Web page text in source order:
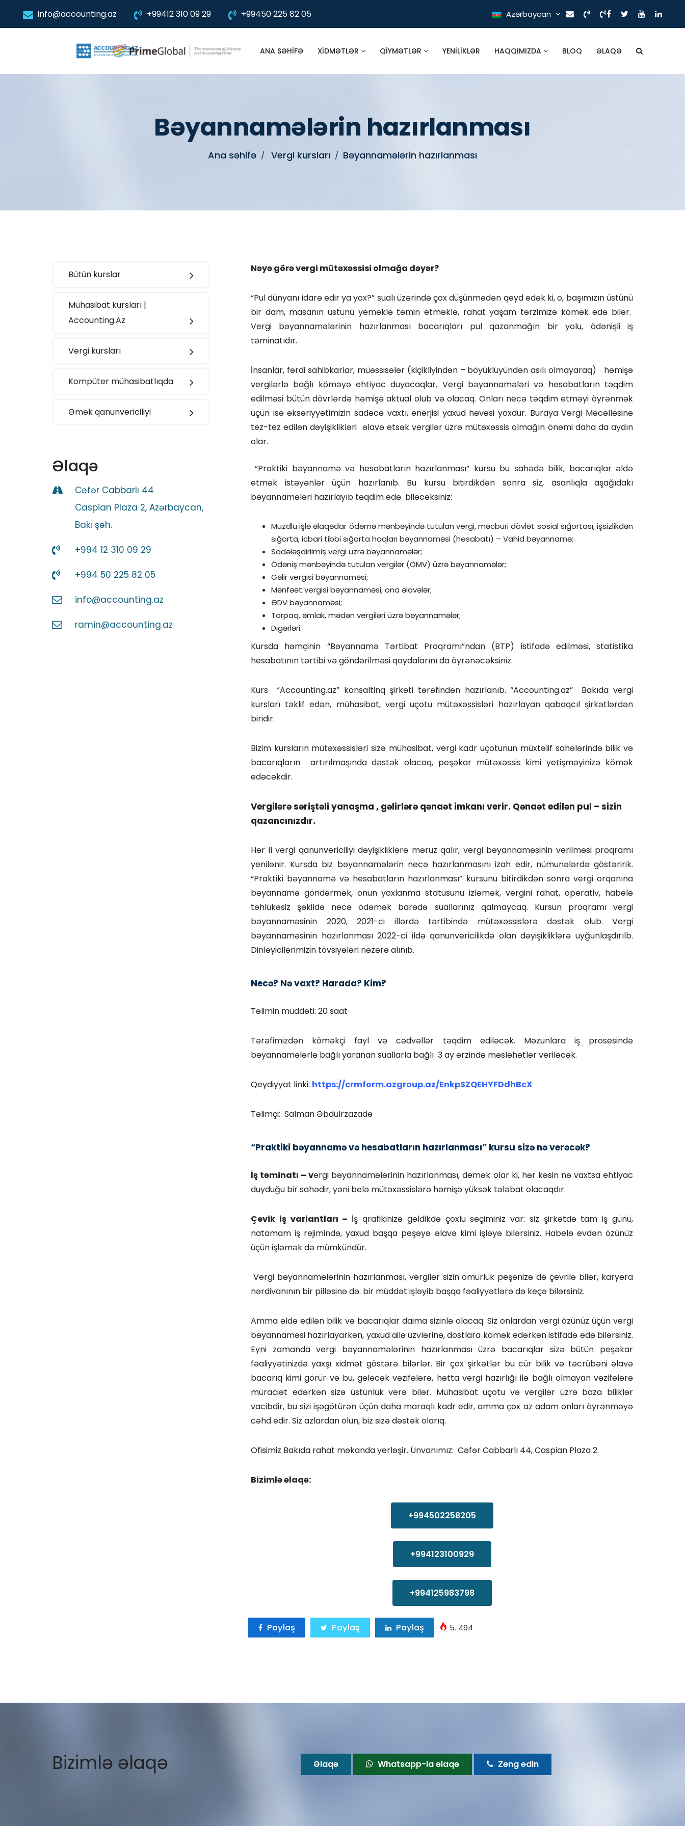
info@accounting.az +99412 310 09 29 +99450 225 82 05 Azərbaycan
ANA SƏHIFƏ XIDMƏTLƏR QIYMƏTLƏR YENILIKLƏR HAQQIMIZDA BLOQ ƏLAQƏ
Bəyannamələrin hazırlanması
Ana səhifə Vergi kursları Bəyannamələrin hazırlanması
Bütün kurslar
Mühasibat kursları |
Accounting.Az
Vergi kursları
Kompüter mühasibatlıqda
Əmək qanunvericiliyi
Əlaqə
Cəfər Cabbarlı 44
Caspian Plaza 2, Azərbaycan,
Bakı şəh.
+994 12 310 09 29
+994 50 225 82 05
info@accounting.az
ramin@accounting.az
Nəyə görə vergi mütəxəssisi olmağa dəyər?
“Pul dünyanı idarə edir ya yox?” sualı üzərində çox düşünmədən qeyd edək ki, o, başımızın üstünü
bir dam, masanın üstünü yeməklə təmin etməklə, rahat yaşam tərzimizə kömək edə bilər.
Vergi bəyannamələrinin hazırlanması bacarıqları pul qazanmağın bir yolu, ödənişli iş
təminatıdır.
İnsanlar, fərdi sahibkarlar, müəssisələr (kiçikliyindən – böyüklüyündən asılı olmayaraq) həmişə
vergilərlə bağlı köməyə ehtiyac duyacaqlar. Vergi bəyannamələri və hesabatların təqdim
edilməsi bütün dövrlərdə həmişə aktual olub və olacaq. Onları necə təqdim etməyi öyrənmək
üçün isə əksəriyyətimizin sadəcə vaxtı, enerjisi yaxud həvəsi yoxdur. Buraya Vergi Məcəlləsinə
tez-tez edilən dəyişiklikləri əlavə etsək vergilər üzrə mütəxəssis olmağın önəmi daha da aydın
olar.
“Praktiki bəyannamə və hesabatların hazırlanması” kursu bu sahədə bilik, bacarıqlar əldə
etmək istəyənlər üçün hazırlanıb. Bu kursu bitirdikdən sonra siz, asanlıqla aşağıdakı
bəyannamələri hazırlayıb təqdim edə biləcəksiniz:
Muzdlu işlə əlaqədar ödəmə mənbəyində tutulan vergi, məcburi dövlət sosial sığortası, işsizlikdən
sığorta, icbari tibbi sığorta haqları bəyannaməsi (hesabatı) – Vahid bəyannamə;
Sadələşdirilmiş vergi üzrə bəyannamələr;
Ödəniş mənbəyində tutulan vergilər (ÖMV) üzrə bəyannamələr;
Gəlir vergisi bəyannaməsi;
Mənfəət vergisi bəyannaməsi, ona əlavələr;
ƏDV bəyannaməsi;
Torpaq, əmlak, mədən vergiləri üzrə bəyannamələr;
Digərləri.
Kursda həmçinin “Bəyannamə Tərtibat Proqramı”ndan (BTP) istifadə edilməsi, statistika
hesabatının tərtibi və göndərilməsi qaydalarını da öyrənəcəksiniz.
Kurs “Accounting.az” konsaltinq şirkəti tərəfindən hazırlanıb. “Accounting.az” Bakıda vergi
kursları təklif edən, mühasibat, vergi uçotu mütəxəssisləri hazırlayan qabaqcıl şirkətlərdən
biridir.
Bizim kursların mütəxəssisləri sizə mühasibat, vergi kadr uçotunun müxtəlif sahələrində bilik və
bacarıqların artırılmaşında dəstək olacaq, peşəkar mütəxəssis kimi yetişməyinizə kömək
edəcəkdir.
Vergilərə səriştəli yanaşma , gəlirlərə qənaət imkanı verir. Qənaət edilən pul – sizin
qazancınızdır.
Hər il vergi qanunvericiliyi dəyişikliklərə məruz qalır, vergi bəyannaməsinin verilməsi proqramı
yenilənir. Kursda biz bəyannamələrin necə hazırlanmasını izah edir, nümunələrdə göstəririk.
“Praktiki bəyannamə və hesabatların hazırlanması” kursunu bitirdikdən sonra vergi orqanına
bəyannamə göndərmək, onun yoxlanma statusunu izləmək, vergini rahat, operativ, habelə
təhlükəsiz şəkildə necə ödəmək barədə suallarınız qalmaycaq. Kursun proqramı vergi
bəyannaməsinin 2020, 2021-ci illərdə tərtibində mütəxəssislərə dəstək olub. Vergi
bəyannaməsinin hazırlanması 2022-ci ildə qanunvericilikdə olan dəyişikliklərə uyğunlaşdırılb.
Dinləyicilərimizin tövsiyələri nəzərə alınıb.
Necə? Nə vaxt? Harada? Kim?
Təlimin müddəti: 20 saat
Tərəfimizdən köməkçi fayl və cədvəllər təqdim ediləcək. Məzunlara iş prosesində
bəyannamələrlə bağlı yaranan suallarla bağlı 3 ay ərzində məsləhətlər veriləcək.
Qeydiyyat linki: https://crmform.azgroup.az/EnkpSZQEHYFDdhBcX
Təlimçi: Salman Əbdülrzazadə
“Praktiki bəyannamə və hesabatların hazırlanması” kursu sizə nə verəcək?
İş təminatı – vergi bəyannamələrinin hazırlanması, demək olar ki, hər kəsin nə vaxtsa ehtiyac
duyduğu bir sahədir, yəni belə mütəxəssislərə həmişə yüksək tələbat olacaqdır.
Çevik iş variantları – İş qrafikinizə gəldikdə çoxlu seçiminiz var: siz şirkətdə tam iş günü,
natamam iş rejimində, yaxud başqa peşəyə əlavə kimi işləyə bilərsiniz. Habelə evdən özünüz
üçün işləmək də mümkündür.
Vergi bəyannamələrinin hazırlanması, vergilər sizin ömürlük peşənizə də çevrilə bilər, karyera
nərdivanının bir pilləsinə də: bir müddət işləyib başqa fəaliyyətlərə də keçə bilərsiniz.
Amma əldə edilən bilik və bacarıqlar daima sizinlə olacaq. Siz onlardan vergi özünüz üçün vergi
bəyannaməsi hazırlayarkən, yaxud ailə üzvlərinə, dostlara kömək edərkən istifadə edə bilərsiniz.
Eyni zamanda vergi bəyannamələrinin hazırlanması üzrə bacarıqlar sizə bütün peşəkar
fəaliyyətinizdə yaxşı xidmət göstərə bilərlər. Bir çox şirkətlər bu cür bilik və təcrübəni əlavə
bacarıq kimi görür və bu, gələcək vəzifələrə, hətta vergi hazırlığı ilə bağlı olmayan vəzifələrə
müraciət edərkən sizə üstünlük verə bilər. Mühasibat uçotu və vergilər üzrə baza biliklər
vacibdir, bu sizi işəgötürən üçün daha maraqlı kadr edir, amma çox az adam onları öyrənməyə
cəhd edir. Siz azlardan olun, biz sizə dəstək olarıq.
Ofisimiz Bakıda rahat məkanda yerləşir. Ünvanımız: Cəfər Cabbarlı 44, Caspian Plaza 2.
Bizimlə əlaqə:
+994502258205
+994123100929
+994125983798
Paylaş Paylaş Paylaş 5. 494
Bizimlə əlaqə Əlaqə Whatsapp-la əlaqə Zəng edin